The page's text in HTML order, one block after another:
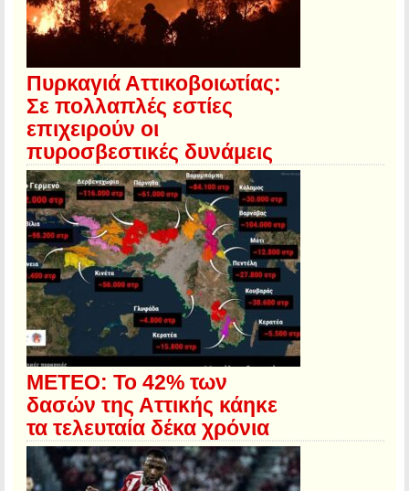
Πυρκαγιά Αττικοβοιωτίας:
Σε πολλαπλές εστίες
επιχειρούν οι
πυροσβεστικές δυνάμεις
ΜΕΤΕΟ: Το 42% των
δασών της Αττικής κάηκε
τα τελευταία δέκα χρόνια